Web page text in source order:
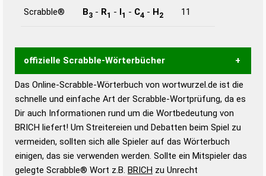
Scrabble® B3 - R1 - I1 - C4 - H2 11
offizielle Scrabble-Wörterbücher
Wortwurzel liefert mit Hilfe eines semantischen
Wortanalyse-Algorithmus gute Anhaltspunkte zu
Wortbedeutung, Worttrennung und Wortform, um die
Gültigkeit eines Wortes für das Scrabble-Spiel zu
bestimmen!
zugelassene Turnier Scrabble-
Wörterbücher sind:
Das Online-Scrabble-Wörterbuch von wortwurzel.de ist die
schnelle und einfache Art der Scrabble-Wortprüfung, da es
Dir auch Informationen rund um die Wortbedeutung von
BRICH liefert! Um Streitereien und Debatten beim Spiel zu
vermeiden, sollten sich alle Spieler auf das Wörterbuch
einigen, das sie verwenden werden. Sollte ein Mitspieler das
gelegte Scrabble® Wort z.B. BRICH zu Unrecht